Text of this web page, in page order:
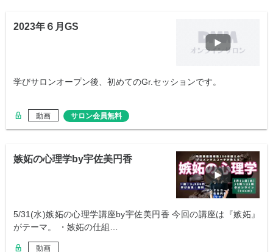
2023年６月GS
学びサロンオープン後、初めてのGr.セッションです。
動画 サロン会員無料
嫉妬の心理学by宇佐美円香
5/31(水)嫉妬の心理学講座by宇佐美円香 今回の講座は『嫉妬』
がテーマ。 ・嫉妬の仕組…
動画